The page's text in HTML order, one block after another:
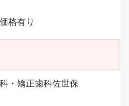
格有り
・矯正歯科佐世保